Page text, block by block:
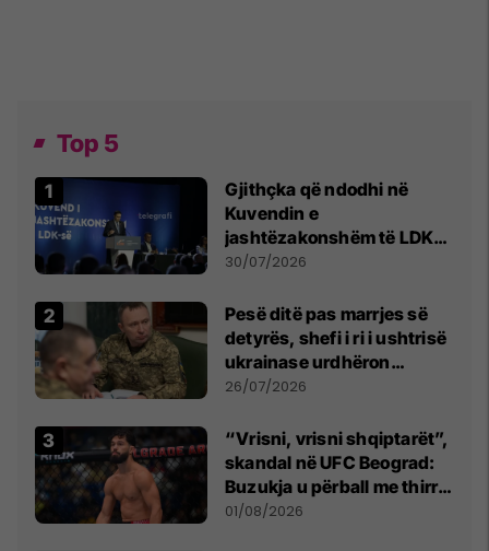
Top 5
Gjithçka që ndodhi në
Kuvendin e
jashtëzakonshëm të LDK-
së
30/07/2026
Pesë ditë pas marrjes së
detyrës, shefi i ri i ushtrisë
ukrainase urdhëron
kontroll të madh
26/07/2026
“Vrisni, vrisni shqiptarët”,
skandal në UFC Beograd:
Buzukja u përball me thirrje
anti-shqiptare nga
01/08/2026